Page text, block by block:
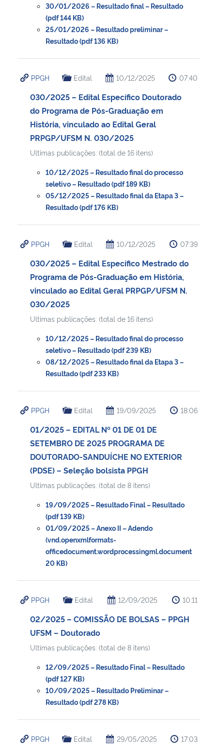
30/01/2026 – Resultado final – Resultado
(pdf 144 KB)
25/01/2026 – Resultado preliminar –
Resultado (pdf 136 KB)
PPGH Edital 10/12/2025 07:40
030/2025 – Edital Específico Doutorado
do Programa de Pós-Graduação em
História, vinculado ao Edital Geral
PRPGP/UFSM N. 030/2025
Ultimas publicações: (total de 16 itens)
10/12/2025 – Resultado final do processo
seletivo – Resultado (pdf 189 KB)
05/12/2025 – Resultado final da Etapa 3 –
Resultado (pdf 176 KB)
PPGH Edital 10/12/2025 07:39
030/2025 – Edital Específico Mestrado do
Programa de Pós-Graduação em História,
vinculado ao Edital Geral PRPGP/UFSM N.
030/2025
Ultimas publicações: (total de 16 itens)
10/12/2025 – Resultado final do processo
seletivo – Resultado (pdf 239 KB)
08/12/2025 – Resultado final da Etapa 3 –
Resultado (pdf 233 KB)
PPGH Edital 19/09/2025 18:06
01/2025 – EDITAL Nº 01 DE 01 DE
SETEMBRO DE 2025 PROGRAMA DE
DOUTORADO-SANDUÍCHE NO EXTERIOR
(PDSE) – Seleção bolsista PPGH
Ultimas publicações: (total de 8 itens)
19/09/2025 – Resultado Final – Resultado
(pdf 139 KB)
01/09/2025 – Anexo II – Adendo
(vnd.openxmlformats-
officedocument.wordprocessingml.document
20 KB)
PPGH Edital 12/09/2025 10:11
02/2025 – COMISSÃO DE BOLSAS – PPGH
UFSM – Doutorado
Ultimas publicações: (total de 8 itens)
12/09/2025 – Resultado Final – Resultado
(pdf 127 KB)
10/09/2025 – Resultado Preliminar –
Resultado (pdf 278 KB)
PPGH Edital 29/05/2025 17:03